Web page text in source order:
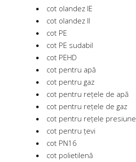
cot olandez IE
cot olandez II
cot PE
cot PE sudabil
cot PEHD
cot pentru apă
cot pentru gaz
cot pentru rețele de apă
cot pentru rețele de gaz
cot pentru rețele presiune
cot pentru țevi
cot PN16
cot polietilenă